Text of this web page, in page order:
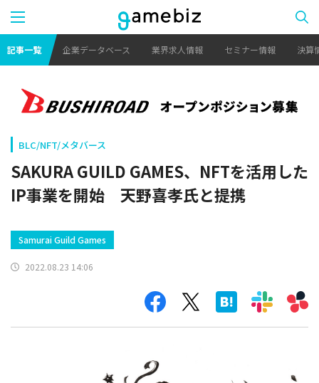
記事一覧 企業データベース 業界求人情報 セミナー情報 決算
BLC/NFT/メタバース
SAKURA GUILD GAMES、NFTを活用した
IP事業を開始 天野喜孝氏と提携
Samurai Guild Games
2022.08.23 14:06